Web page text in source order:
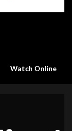
Watch Online